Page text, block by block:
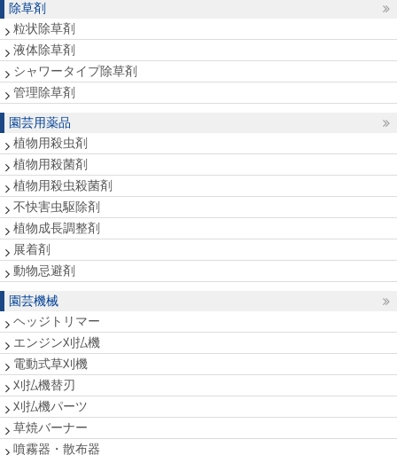
除草剤
粒状除草剤
液体除草剤
シャワータイプ除草剤
管理除草剤
園芸用薬品
植物用殺虫剤
植物用殺菌剤
植物用殺虫殺菌剤
不快害虫駆除剤
植物成長調整剤
展着剤
動物忌避剤
園芸機械
ヘッジトリマー
エンジン刈払機
電動式草刈機
刈払機替刃
刈払機パーツ
草焼バーナー
噴霧器・散布器